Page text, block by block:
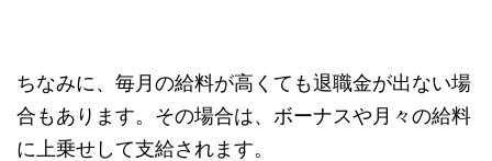
ちなみに、毎月の給料が高くても退職金が出ない場
合もあります。その場合は、ボーナスや月々の給料
に上乗せして支給されます。